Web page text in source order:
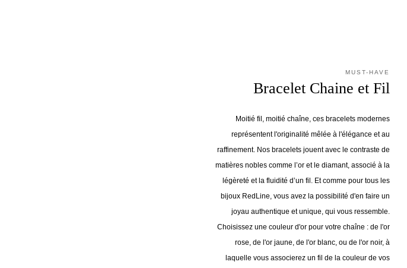
MUST-HAVE
Bracelet Chaine et Fil
Moitié fil, moitié chaîne, ces bracelets modernes
représentent l'originalité mêlée à l'élégance et au
raffinement. Nos bracelets jouent avec le contraste de
matières nobles comme l’or et le diamant, associé à la
légèreté et la fluidité d’un fil. Et comme pour tous les
bijoux RedLine, vous avez la possibilité d'en faire un
joyau authentique et unique, qui vous ressemble.
Choisissez une couleur d'or pour votre chaîne : de l'or
rose, de l'or jaune, de l'or blanc, ou de l'or noir, à
laquelle vous associerez un fil de la couleur de vos